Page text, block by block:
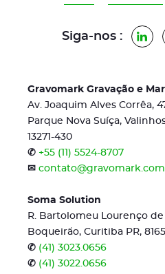
Siga-nos :
Gravomark Gravação e
Av. Joaquim Alves Corrêa,
Parque Nova Suíça,
13271-430
✆ +55 (11) 5524-8707
✉
Soma Solution
R. Bartolomeu Lourenço de
Boqueirão, Curitiba PR,
✆ (41) 3023.0656
✆ (41) 3022.0656